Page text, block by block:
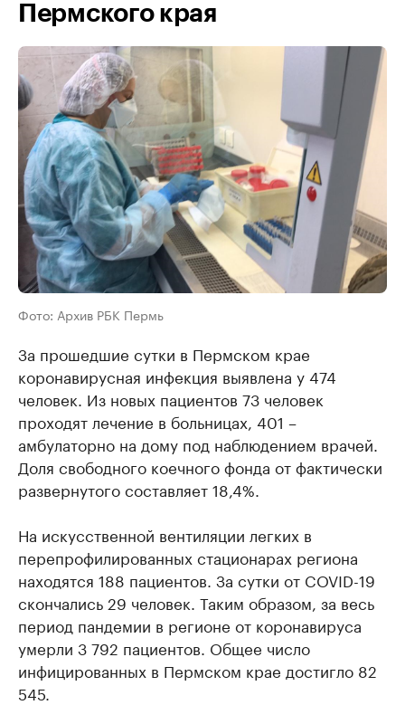
Пермского края
Фото: Архив РБК Пермь
За прошедшие сутки в Пермском крае
коронавирусная инфекция выявлена у 474
человек. Из новых пациентов 73 человек
проходят лечение в больницах, 401 –
амбулаторно на дому под наблюдением врачей.
Доля свободного коечного фонда от фактически
развернутого составляет 18,4%.
На искусственной вентиляции легких в
перепрофилированных стационарах региона
находятся 188 пациентов. За сутки от COVID-19
скончались 29 человек. Таким образом, за весь
период пандемии в регионе от коронавируса
умерли 3 792 пациентов. Общее число
инфицированных в Пермском крае достигло 82
545.